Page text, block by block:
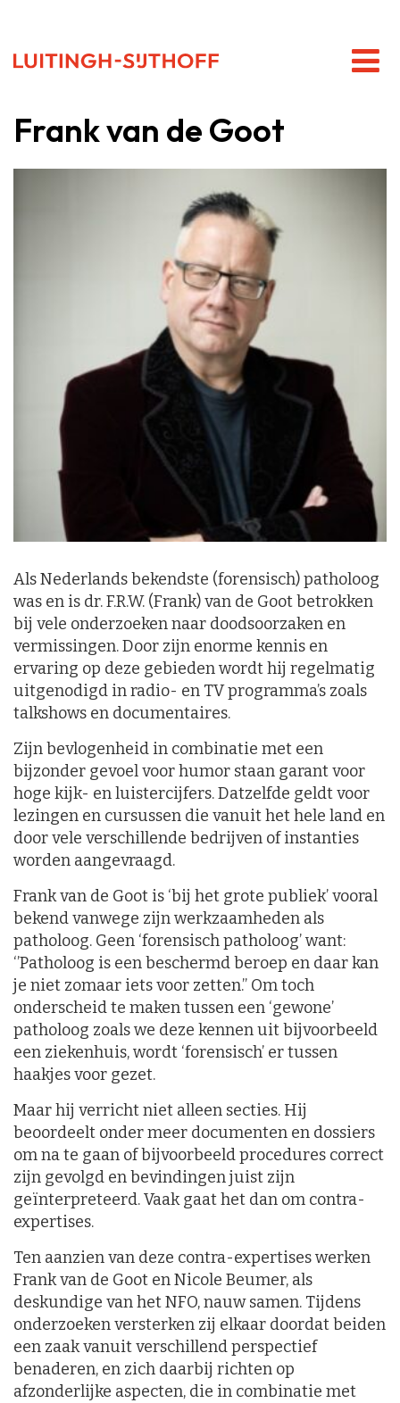
Frank van de Goot
Als Nederlands bekendste (forensisch) patholoog
was en is dr. F.R.W. (Frank) van de Goot betrokken
bij vele onderzoeken naar doodsoorzaken en
vermissingen. Door zijn enorme kennis en
ervaring op deze gebieden wordt hij regelmatig
uitgenodigd in radio- en TV programma’s zoals
talkshows en documentaires.
Zijn bevlogenheid in combinatie met een
bijzonder gevoel voor humor staan garant voor
hoge kijk- en luistercijfers. Datzelfde geldt voor
lezingen en cursussen die vanuit het hele land en
door vele verschillende bedrijven of instanties
worden aangevraagd.
Frank van de Goot is ‘bij het grote publiek’ vooral
bekend vanwege zijn werkzaamheden als
patholoog. Geen ‘forensisch patholoog’ want:
‘’Patholoog is een beschermd beroep en daar kan
je niet zomaar iets voor zetten.’’ Om toch
onderscheid te maken tussen een ‘gewone’
patholoog zoals we deze kennen uit bijvoorbeeld
een ziekenhuis, wordt ‘forensisch’ er tussen
haakjes voor gezet.
Maar hij verricht niet alleen secties. Hij
beoordeelt onder meer documenten en dossiers
om na te gaan of bijvoorbeeld procedures correct
zijn gevolgd en bevindingen juist zijn
geïnterpreteerd. Vaak gaat het dan om contra-
expertises.
Ten aanzien van deze contra-expertises werken
Frank van de Goot en Nicole Beumer, als
deskundige van het NFO, nauw samen. Tijdens
onderzoeken versterken zij elkaar doordat beiden
een zaak vanuit verschillend perspectief
benaderen, en zich daarbij richten op
afzonderlijke aspecten, die in combinatie met